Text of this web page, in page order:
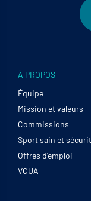
À PROPOS
Équipe
Mission et valeurs
Commissions
Sport sain et
Offres d’emploi
VCUA